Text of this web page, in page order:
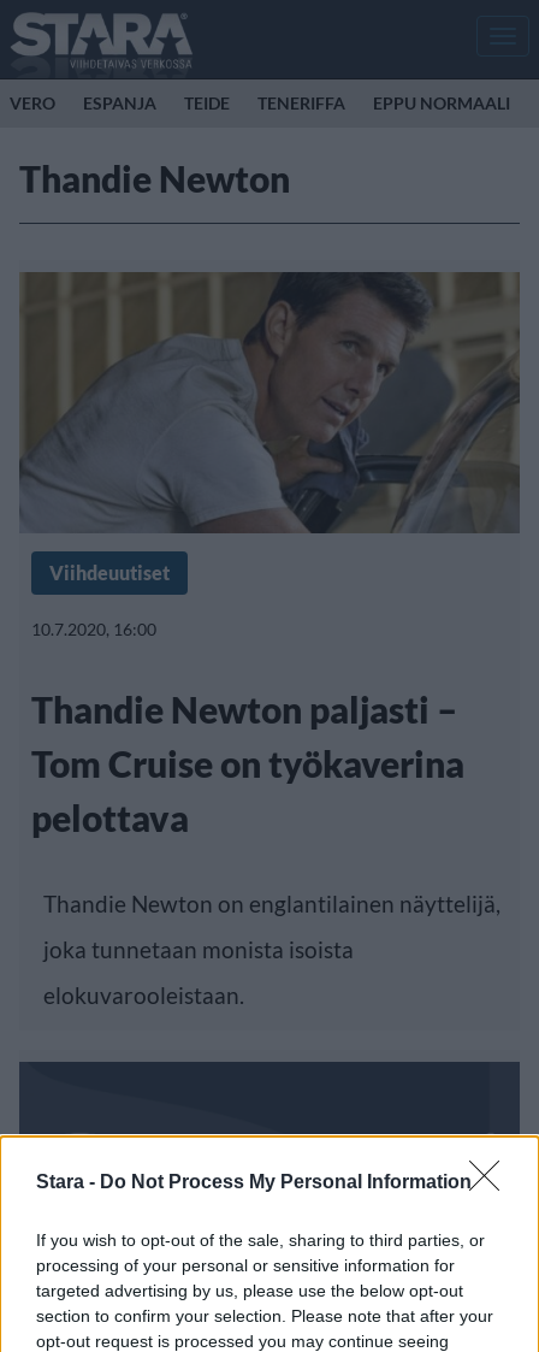
Stara - Do Not Process My Personal Information
If you wish to opt-out of the sale, sharing to third parties, or
processing of your personal or sensitive information for
targeted advertising by us, please use the below opt-out
section to confirm your selection. Please note that after your
opt-out request is processed you may continue seeing
VERO ESPANJA TEIDE TENERIFFA EPPU NORMAALI
Thandie Newton
Viihdeuutiset
10.7.2020, 16:00
Thandie Newton paljasti –
Tom Cruise on työkaverina
pelottava
Thandie Newton on englantilainen näyttelijä,
joka tunnetaan monista isoista
elokuvarooleistaan.